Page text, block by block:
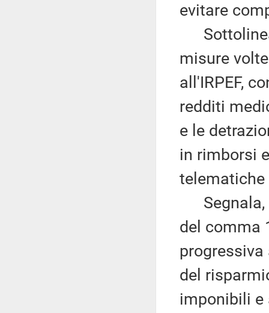
evitare
misure
all'IRPEF,
redditi
e le
in rimborsi
telematiche
Segnala,
del comma
del
imponibili e